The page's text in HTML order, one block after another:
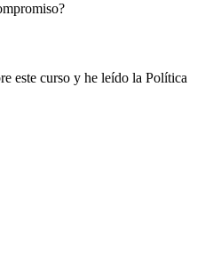
este curso y he leído la Política